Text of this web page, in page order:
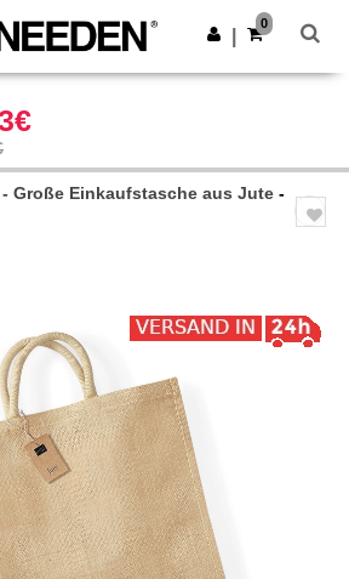
in der App!
App holen
0
- Große Einkaufstasche aus Jute -